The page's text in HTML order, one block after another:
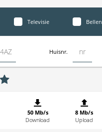
Televisie Bellen
Huisnr.
50 Mb/s
Download
8 Mb/s
Upload